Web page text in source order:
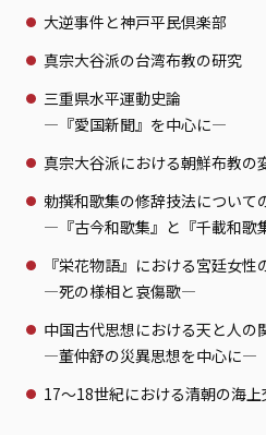
大逆事件と神戸平民倶楽部
真宗大谷派の台湾布教の研究
三重県水平運動史論
—『愛国新聞』を中心に—
真宗大谷派における朝鮮布教の
勅撰和歌集の修辞技法について
—『古今和歌集』と『千載和歌
『栄花物語』における宮廷女性
—死の様相と哀傷歌—
中国古代思想における天と人の
—董仲舒の災異思想を中心に—
17～18世紀における清朝の海上